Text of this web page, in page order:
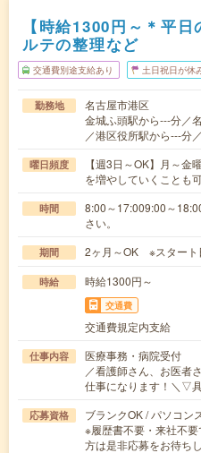
【時給1300円～＊平
ルテの整理など
交通費別途支給あり 土日祝日が休
勤務地
名古屋市港区
金城ふ頭駅から---分／
／港区役所駅から---分
曜日頻度
【週3日～OK】月～金
を増やしていくことも
時間
8:00～17:009:00～
さい。
期間 2ヶ月～OK ※スタート
時給 時給1300円～
交通費
交通費規定内支給
仕事内容
医療事務・病院受付
／看護師さん、お医者
仕事になります！＼▽
応募資格
ブランクOK / パソコン
※履歴書不要・来社不
方は是非応募をお待ち